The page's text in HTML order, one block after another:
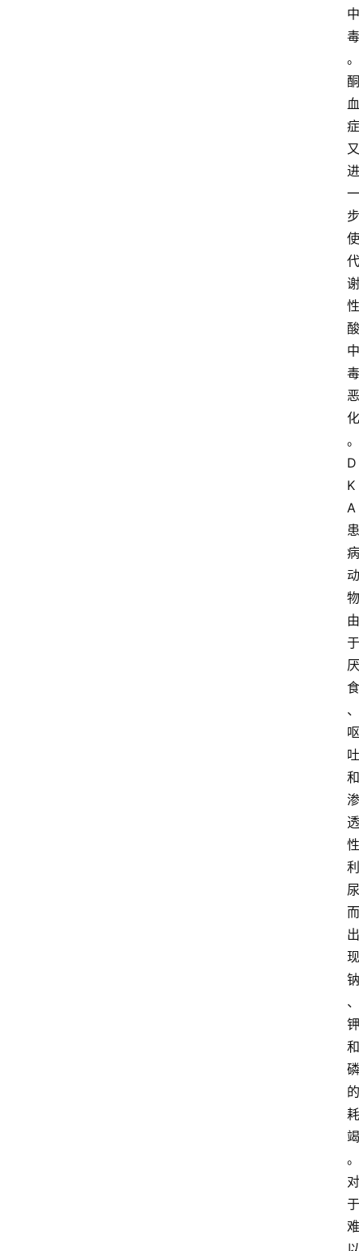
中
毒
。
酮
血
症
又
进
一
步
使
代
谢
性
酸
中
毒
恶
化
。
D
K
A
患
病
动
物
由
于
厌
食
、
呕
吐
和
渗
透
性
利
尿
而
出
现
钠
、
钾
和
磷
的
耗
竭
。
对
于
难